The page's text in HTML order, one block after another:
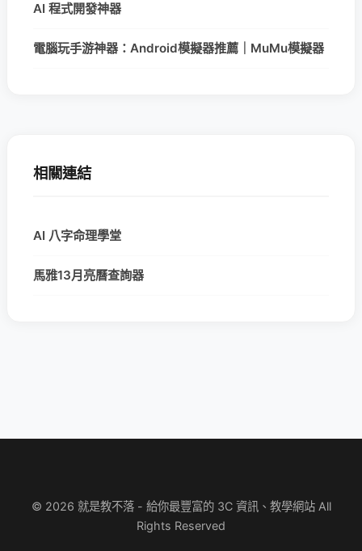
AI 程式開發神器
電腦玩手游神器：Android模擬器推薦｜MuMu模擬器
相關連結
AI 八字命理學堂
馬雅13月亮曆查詢器
© 2026 就是教不落 - 給你最豐富的 3C 資訊、教學網站 All
Rights Reserved